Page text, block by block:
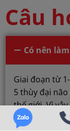
Câu
Có nên
Giai đoạn từ
5 thùy đại
thế giới. Vì
cùng quan